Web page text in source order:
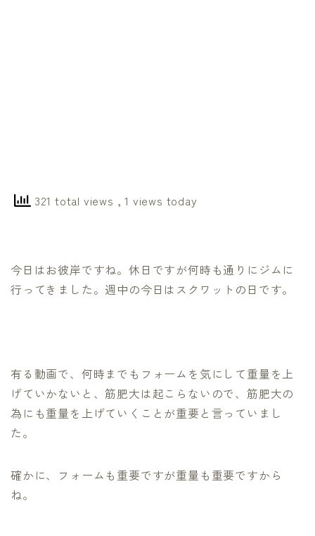
321 total views , 1 views today
今日はお彼岸ですね。休日ですが何時も通りにジムに
行ってきました。週中の今日はスクワットの日です。
有る動画で、何時までもフォームを気にして重量を上
げていかないと、筋肥大は起こらないので、筋肥大の
為にも重量を上げていくことが重要と言っていまし
た。
確かに、フォームも重要ですが重量も重要ですから
ね。